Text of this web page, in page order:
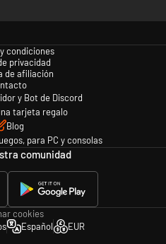
condiciones
privacidad
de afiliación
y Bot de Discord
tarjeta regalo
Blog
para PC y consolas
comunidad
cookies
Español EUR